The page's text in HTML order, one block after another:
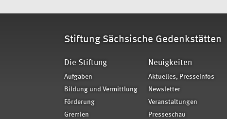
Stiftung Sächsische Gedenkstätten
Die Stiftung
Aufgaben
Bildung und Vermittlung
Förderung
Gremien
Neuigkeiten
Aktuelles, Presseinfos
Newsletter
Veranstaltungen
Presseschau